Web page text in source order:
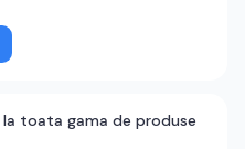
toata gama de produse